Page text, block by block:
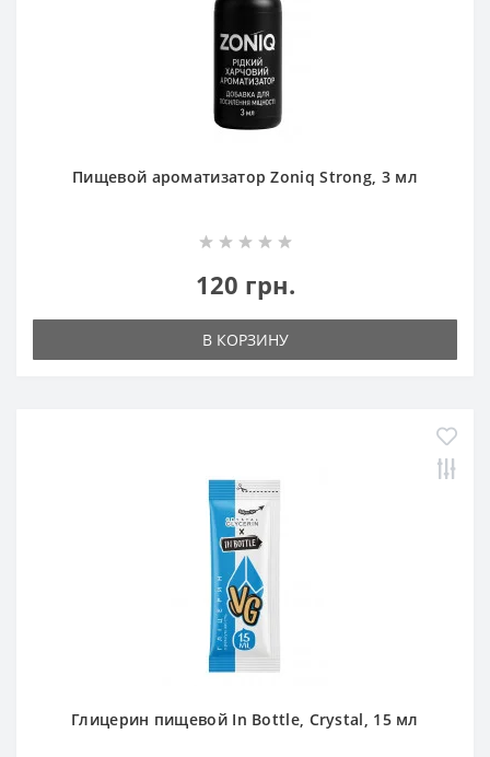
Пищевой ароматизатор Zoniq Strong, 3 мл
120 грн.
В КОРЗИНУ
Глицерин пищевой In Bottle, Crystal, 15 мл